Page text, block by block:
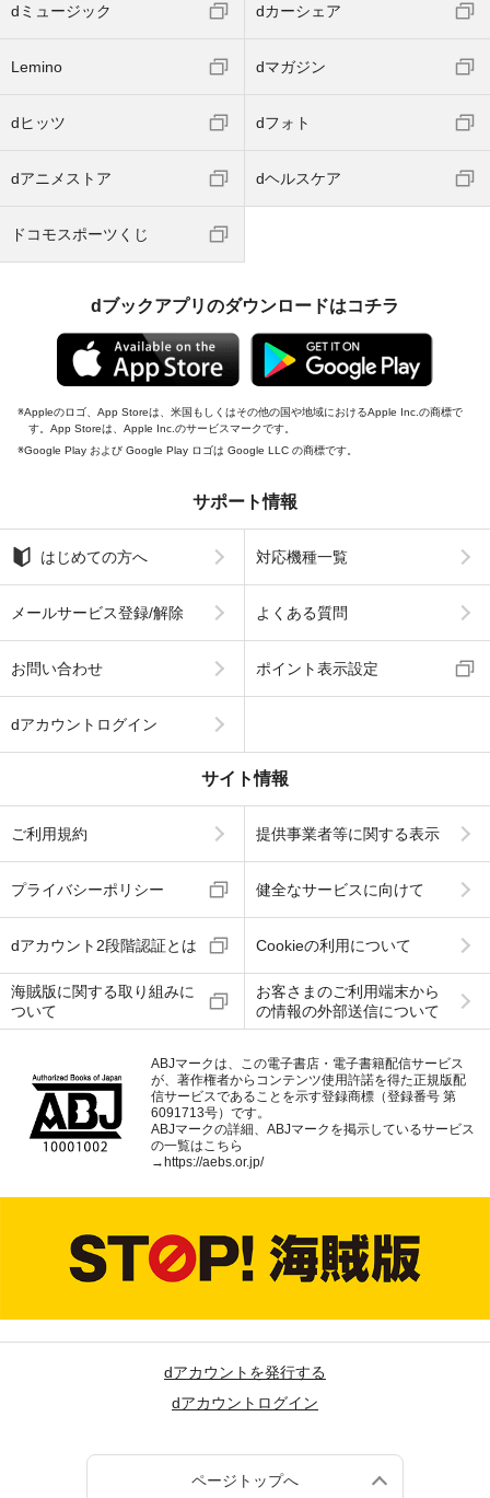
dミュージック dカーシェア
Lemino dマガジン
dヒッツ dフォト
dアニメストア dヘルスケア
ドコモスポーツくじ
dブックアプリのダウンロードはコチラ
Appleのロゴ、App Storeは、米国もしくはその他の国や地域におけるApple Inc.の商標で
す。App Storeは、Apple Inc.のサービスマークです。
Google Play および Google Play ロゴは Google LLC の商標です。
サポート情報
はじめての方へ 対応機種一覧
メールサービス登録/解除 よくある質問
お問い合わせ ポイント表示設定
dアカウントログイン
サイト情報
ご利用規約 提供事業者等に関する表示
プライバシーポリシー 健全なサービスに向けて
dアカウント2段階認証とは Cookieの利用について
海賊版に関する取り組みに
ついて
お客さまのご利用端末から
の情報の外部送信について
ABJマークは、この電子書店・電子書籍配信サービス
が、著作権者からコンテンツ使用許諾を得た正規版配
信サービスであることを示す登録商標（登録番号 第
6091713号）です。
ABJマークの詳細、ABJマークを掲示しているサービス
の一覧はこちら
→ https://aebs.or.jp/
dアカウントを発行する
dアカウントログイン
ページトップへ